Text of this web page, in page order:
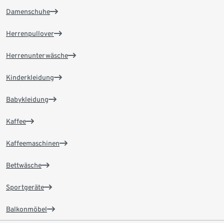
Damenschuhe
Herrenpullover
Herrenunterwäsche
Kinderkleidung
Babykleidung
Kaffee
Kaffeemaschinen
Bettwäsche
Sportgeräte
Balkonmöbel